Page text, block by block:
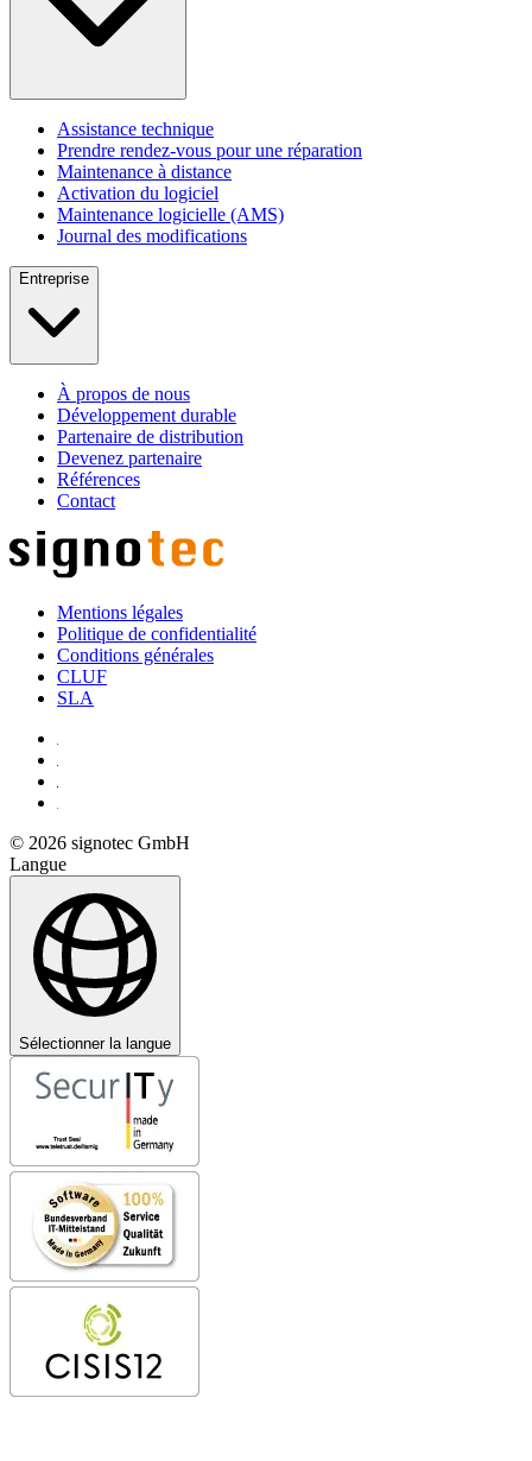
Assistance technique
Prendre rendez-vous pour une réparation
Maintenance à distance
Activation du logiciel
Maintenance logicielle (AMS)
Journal des modifications
Entreprise
À propos de nous
Développement durable
Partenaire de distribution
Devenez partenaire
Références
Contact
Mentions légales
Politique de confidentialité
Conditions générales
CLUF
SLA
© 2026 signotec GmbH
Langue
Sélectionner la langue